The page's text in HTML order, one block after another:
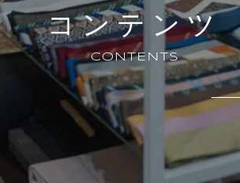
コンテンツ
CONTENTS